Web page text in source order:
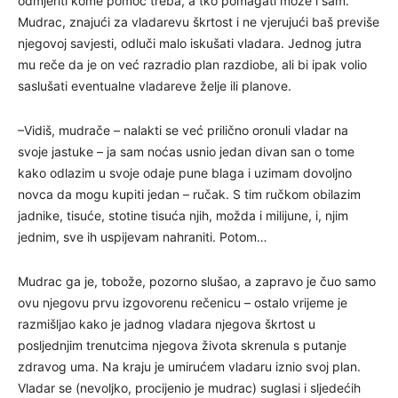
Mudrac, znajući za vladarevu škrtost i ne vjerujući baš previše
njegovoj savjesti, odluči malo iskušati vladara. Jednog jutra
mu reče da je on već razradio plan razdiobe, ali bi ipak volio
saslušati eventualne vladareve želje ili planove.
–Vidiš, mudrače – nalakti se već prilično oronuli vladar na
svoje jastuke – ja sam noćas usnio jedan divan san o tome
kako odlazim u svoje odaje pune blaga i uzimam dovoljno
novca da mogu kupiti jedan – ručak. S tim ručkom obilazim
jadnike, tisuće, stotine tisuća njih, možda i milijune, i, njim
jednim, sve ih uspijevam nahraniti. Potom…
Mudrac ga je, tobože, pozorno slušao, a zapravo je čuo samo
ovu njegovu prvu izgovorenu rečenicu – ostalo vrijeme je
razmišljao kako je jadnog vladara njegova škrtost u
posljednjim trenutcima njegova života skrenula s putanje
zdravog uma. Na kraju je umirućem vladaru iznio svoj plan.
Vladar se (nevoljko, procijenio je mudrac) suglasi i sljedećih